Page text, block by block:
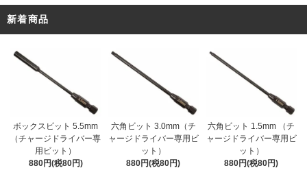
新着商品
ボックスビット 5.5mm
（チャージドライバー専
用ビット）
880円(税80円)
六角ビット 3.0mm（チ
ャージドライバー専用ビ
ット）
880円(税80円)
六角ビット 1.5mm （チ
ャージドライバー専用ビ
ット）
880円(税80円)